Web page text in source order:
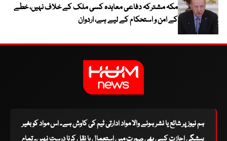
مکہ مشترکہ دفاعی معاہدہ کسی ملک کے خلاف نہیں، خطے
کے امن و استحکام کے لیے ہے، اردوان
ہم نیوز پر شائع یا نشر ہونے والا مواد ادارتی ٹیم کی کاوش ہے۔ اس مواد کو بغیر